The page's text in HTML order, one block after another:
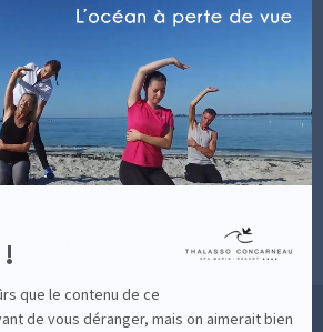
que le contenu de ce
de vous déranger, mais on aimerait bien
AVEC HÉBERGEMENT
RAISONS DE VENIR
MON COMPTE
MON PANIER
ACCÈS
CONTACT
MESURES D'HYGIÈNE
DE CONFIDENTIALITÉ
MENTIONS LÉGALES
- 29900 CONCARNEAU - 02 98 75 05 40